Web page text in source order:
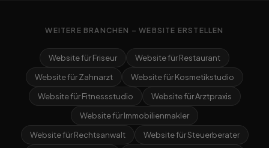
WEITERE BRANCHEN – WEBSITE ERSTELLEN
Website für Friseur
Website für Restaurant
Website für Zahnarzt
Website für Kosmetikstudio
Website für Fitnessstudio
Website für Arztpraxis
Website für Immobilienmakler
Website für Rechtsanwalt
Website für Steuerberater